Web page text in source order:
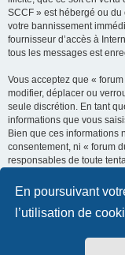
En poursuivant
l’utilisation de
SCCF » est hébergé ou
votre bannissement
fournisseur d’accès à
tous les messages est
Vous acceptez que «
modifier, déplacer ou
seule discrétion. En tant
informations que vous
Bien que ces informations
consentement, ni « forum
responsables de toute
Index du forum
Développé